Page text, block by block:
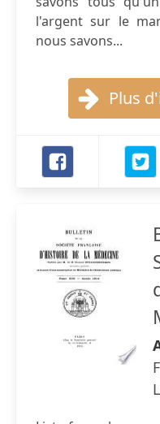
l'argent sur le
nous savons...
Plus